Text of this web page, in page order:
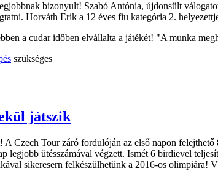
bizonyult! Szabó Antónia, újdonsült
Horváth Erik a 12 éves fiu kategória 2.
a cudar időben elvállalta a játékét! "A munka
szükséges
játszik
A Czech Tour záró fordulóján az első napon
legjobb ütésszámával végzett. Ismét 6 birdievel
sikeresern felkészülhetünk a 2016-os olimpiára!